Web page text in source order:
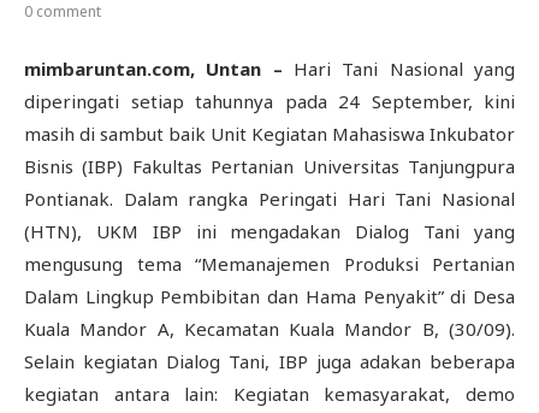
0 comment
mimbaruntan.com, Untan – Hari Tani Nasional yang
diperingati setiap tahunnya pada 24 September, kini
masih di sambut baik Unit Kegiatan Mahasiswa Inkubator
Bisnis (IBP) Fakultas Pertanian Universitas Tanjungpura
Pontianak. Dalam rangka Peringati Hari Tani Nasional
(HTN), UKM IBP ini mengadakan Dialog Tani yang
mengusung tema “Memanajemen Produksi Pertanian
Dalam Lingkup Pembibitan dan Hama Penyakit” di Desa
Kuala Mandor A, Kecamatan Kuala Mandor B, (30/09).
Selain kegiatan Dialog Tani, IBP juga adakan beberapa
kegiatan antara lain: Kegiatan kemasyarakat, demo